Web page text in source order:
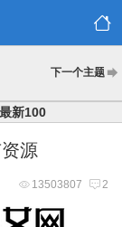
下一个主题
最新100
源
13503807 2